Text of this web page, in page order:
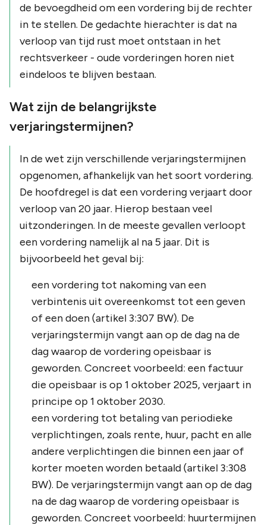
de bevoegdheid om een vordering bij de rechter
in te stellen. De gedachte hierachter is dat na
verloop van tijd rust moet ontstaan in het
rechtsverkeer - oude vorderingen horen niet
eindeloos te blijven bestaan.
Wat zijn de belangrijkste
verjaringstermijnen?
In de wet zijn verschillende verjaringstermijnen
opgenomen, afhankelijk van het soort vordering.
De hoofdregel is dat een vordering verjaart door
verloop van 20 jaar. Hierop bestaan veel
uitzonderingen. In de meeste gevallen verloopt
een vordering namelijk al na 5 jaar. Dit is
bijvoorbeeld het geval bij:
een vordering tot nakoming van een
verbintenis uit overeenkomst tot een geven
of een doen (artikel 3:307 BW). De
verjaringstermijn vangt aan op de dag na de
dag waarop de vordering opeisbaar is
geworden. Concreet voorbeeld: een factuur
die opeisbaar is op 1 oktober 2025, verjaart in
principe op 1 oktober 2030.
een vordering tot betaling van periodieke
verplichtingen, zoals rente, huur, pacht en alle
andere verplichtingen die binnen een jaar of
korter moeten worden betaald (artikel 3:308
BW). De verjaringstermijn vangt aan op de dag
na de dag waarop de vordering opeisbaar is
geworden. Concreet voorbeeld: huurtermijnen